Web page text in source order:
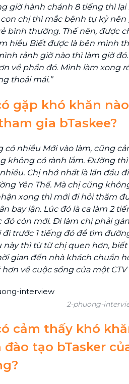
giờ hành chánh 8 tiếng thì
con chị thì mắc bệnh tự kỷ
bình thường. Thế nên, được
hiểu Biết được là bên mình
rảnh giờ nào thì làm giờ
về phần đó. Mình làm xong
thoải mái.”
gặp khó khăn
gia bTaskee?
có nhiều Mới vào làm, cũng
không có rành lắm. Đường thì
Chị nhớ nhất là lần đầu
Yên Thế. Mà chị cũng
xong thì mới đi hỏi thăm
bay lận. Lúc đó là ca làm 2
đó còn mới. Đi làm chị phải
đi trước 1 tiếng đó để tìm
này thì từ từ chị quen hơn,
gian đến nhà khách chuẩn
về cuộc sống của một CTV
2-phuong-
cảm thấy khó
tạo bTasker